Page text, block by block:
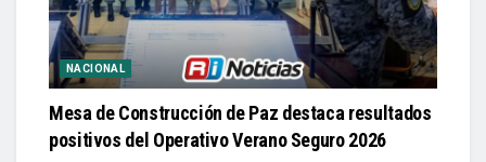
NACIONAL
Mesa de Construcción de Paz destaca resultados
positivos del Operativo Verano Seguro 2026